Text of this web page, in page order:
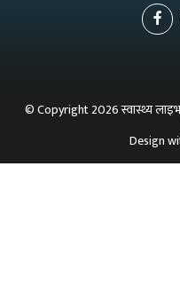
© Copyright 2026 स्वास्थ्य
Design